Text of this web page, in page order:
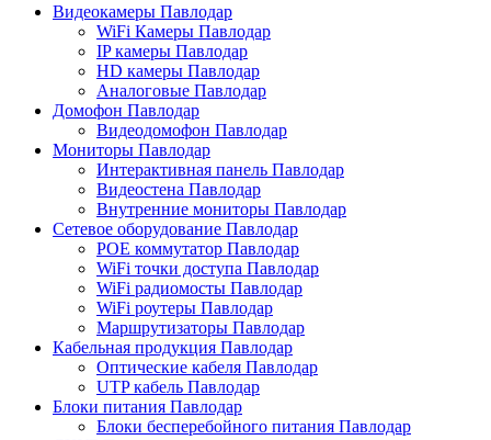
Видеокамеры Павлодар
WiFi Камеры Павлодар
IP камеры Павлодар
HD камеры Павлодар
Аналоговые Павлодар
Домофон Павлодар
Видеодомофон Павлодар
Мониторы Павлодар
Интерактивная панель Павлодар
Видеостена Павлодар
Внутренние мониторы Павлодар
Сетевое оборудование Павлодар
POE коммутатор Павлодар
WiFi точки доступа Павлодар
WiFi радиомосты Павлодар
WiFi роутеры Павлодар
Маршрутизаторы Павлодар
Кабельная продукция Павлодар
Оптические кабеля Павлодар
UTP кабель Павлодар
Блоки питания Павлодар
Блоки бесперебойного питания Павлодар